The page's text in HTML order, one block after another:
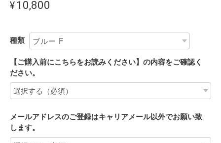
¥10,800
種類
【ご購入前にこちらをお読みください】の内容をご確認く
ださい。
メールアドレスのご登録はキャリアメール以外でお願い致
します。